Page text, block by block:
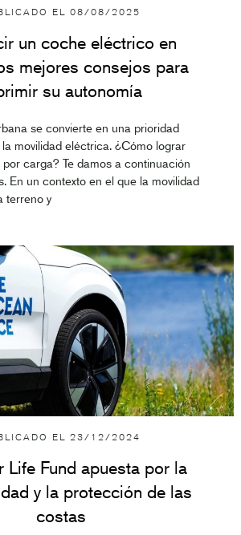
EL08/08/2025
un coche eléctrico en
mejores consejos para
su autonomía
se convierte en una prioridad
movilidad eléctrica. ¿Cómo lograr
carga? Te damos a continuación
En un contexto en el que la movilidad
terreno y
EL23/12/2024
Life Fund apuesta por la
y la protección de las
costas